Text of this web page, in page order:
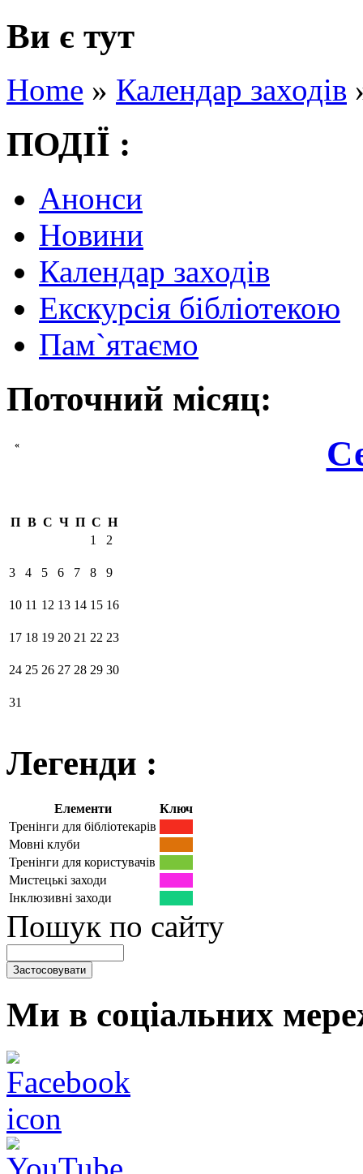
Ви є тут
Home » Календар заходів
ПОДІЇ :
Анонси
Новини
Календар заходів
Екскурсія бібліотекою
Пам`ятаємо
Поточний місяц:
«
П В С Ч П С Н
1
2
3 4 5 6 7 8 9
10 11 12 13 14 15 16
17 18 19 20 21 22 23
24 25 26 27 28 29 30
31
Легенди :
Елементи
Ключ
Тренінги для бібліотекарів
Мовні клуби
Тренінги для користувачів
Мистецькі заходи
Інклюзивні заходи
Пошук по сайту
Ми в соціальних